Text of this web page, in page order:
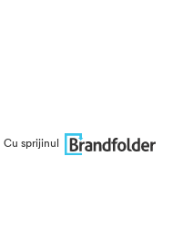
Cu sprijinul